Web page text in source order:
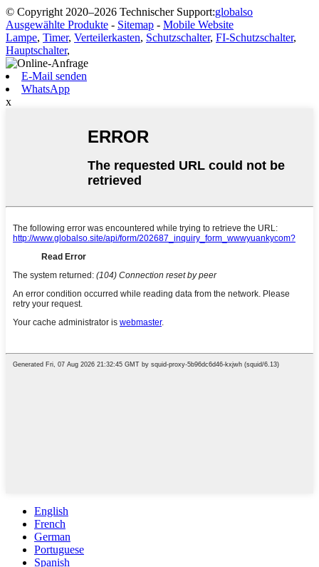
© Copyright 2020–2026 Technischer Support:globalso
Ausgewählte Produkte - Sitemap - Mobile Website
Lampe, Timer, Verteilerkasten, Schutzschalter, FI-Schutzschalter,
Hauptschalter,
E-Mail senden
WhatsApp
x
English
French
German
Portuguese
Spanish